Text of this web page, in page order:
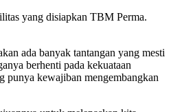
yang disiapkan TBM Perma.
ada banyak tantangan yang mesti
berhenti pada kekuataan
punya kewajiban mengembangkan